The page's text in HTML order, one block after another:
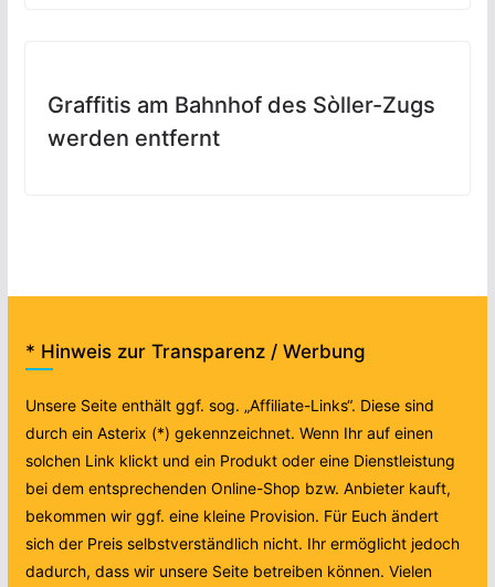
Graffitis am Bahnhof des Sòller-Zugs
werden entfernt
* Hinweis zur Transparenz / Werbung
Unsere Seite enthält ggf. sog. „Affiliate-Links“. Diese sind
durch ein Asterix (*) gekennzeichnet. Wenn Ihr auf einen
solchen Link klickt und ein Produkt oder eine Dienstleistung
bei dem entsprechenden Online-Shop bzw. Anbieter kauft,
bekommen wir ggf. eine kleine Provision. Für Euch ändert
sich der Preis selbstverständlich nicht. Ihr ermöglicht jedoch
dadurch, dass wir unsere Seite betreiben können. Vielen